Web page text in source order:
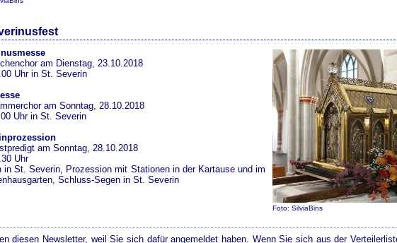
Foto: SilviaBins
am Dienstag, 23.10.2018
Uhr in St. Severin
am Sonntag, 28.10.2018
Uhr in St. Severin
am Sonntag, 28.10.2018
Uhr
in St. Severin, Prozession mit Stationen in der Kartause und im
Schluss-Segen in St. Severin
diesen Newsletter, weil Sie sich dafür angemeldet haben. Wenn Sie sich aus der